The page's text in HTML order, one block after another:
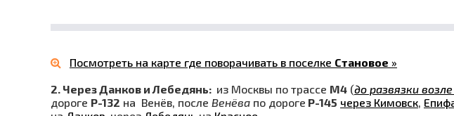
Посмотреть на карте где поворачивать в поселке Становое »
2. Через Данков и Лебедянь: из Москвы по трассе М4 (до развязки
дороге Р-132 на Венёв, после Венёва по дороге Р-145 через Кимовск,